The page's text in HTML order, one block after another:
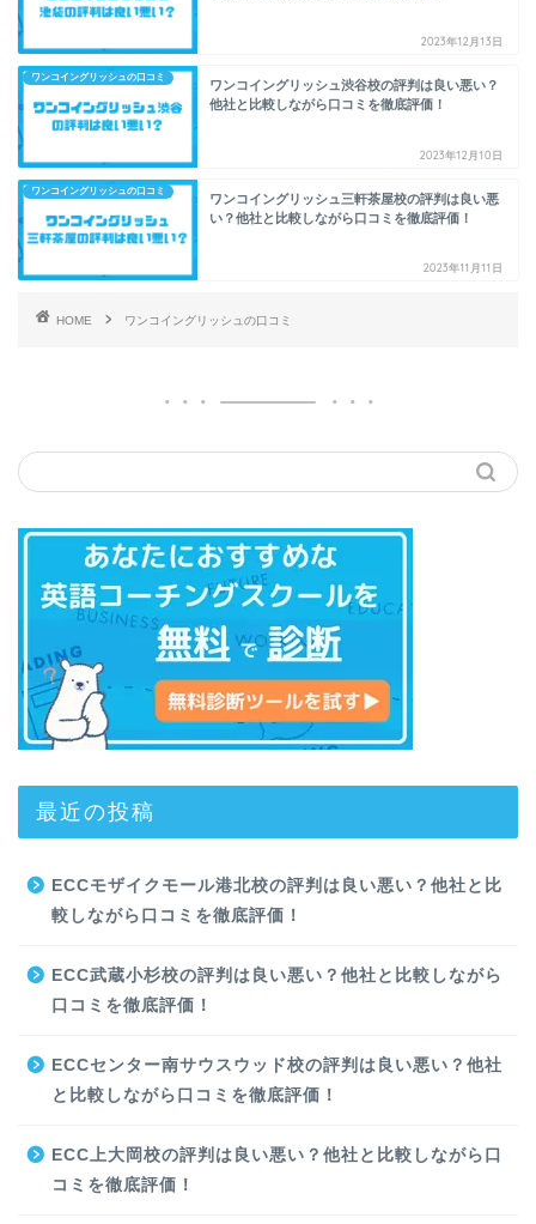
2023年12月13日
ワンコイングリッシュの口コミ
ワンコイングリッシュ渋谷校の評判は良い悪い？
他社と比較しながら口コミを徹底評価！
2023年12月10日
ワンコイングリッシュの口コミ
ワンコイングリッシュ三軒茶屋校の評判は良い悪
い？他社と比較しながら口コミを徹底評価！
2023年11月11日
HOME ワンコイングリッシュの口コミ
最近の投稿
ECCモザイクモール港北校の評判は良い悪い？他社と比
較しながら口コミを徹底評価！
ECC武蔵小杉校の評判は良い悪い？他社と比較しながら
口コミを徹底評価！
ECCセンター南サウスウッド校の評判は良い悪い？他社
と比較しながら口コミを徹底評価！
ECC上大岡校の評判は良い悪い？他社と比較しながら口
コミを徹底評価！